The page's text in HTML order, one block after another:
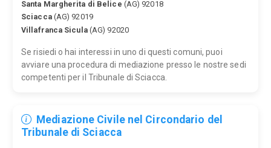
Santa Margherita di Belice (AG) 92018
Sciacca(AG) 92019
Villafranca Sicula(AG) 92020
Se risiedi o hai interessi in uno di questi comuni, puoi
avviare una procedura di mediazione presso le nostre sedi
competenti per il Tribunale di Sciacca.
Mediazione Civile nel Circondario del
Tribunale di Sciacca